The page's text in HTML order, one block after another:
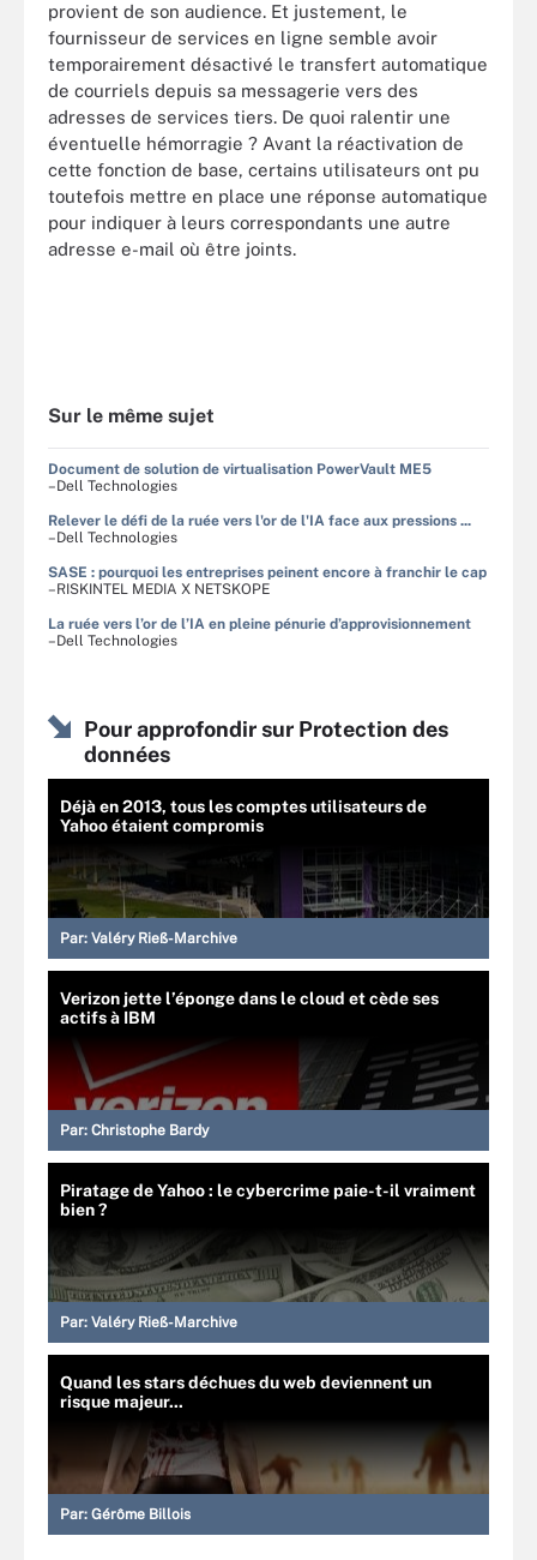
provient de son audience. Et justement, le
fournisseur de services en ligne semble avoir
temporairement désactivé le transfert automatique
de courriels depuis sa messagerie vers des
adresses de services tiers. De quoi ralentir une
éventuelle hémorragie ? Avant la réactivation de
cette fonction de base, certains utilisateurs ont pu
toutefois mettre en place une réponse automatique
pour indiquer à leurs correspondants une autre
adresse e-mail où être joints.
Sur le même sujet
Document de solution de virtualisation PowerVault ME5
–Dell Technologies
Relever le défi de la ruée vers l'or de l'IA face aux pressions ...
–Dell Technologies
SASE : pourquoi les entreprises peinent encore à franchir le cap
–RISKINTEL MEDIA X NETSKOPE
La ruée vers l’or de l’IA en pleine pénurie d’approvisionnement
–Dell Technologies
Pour approfondir sur Protection des
données
Déjà en 2013, tous les comptes utilisateurs de
Yahoo étaient compromis
Par: Valéry Rieß-Marchive
Verizon jette l’éponge dans le cloud et cède ses
actifs à IBM
Par: Christophe Bardy
Piratage de Yahoo : le cybercrime paie-t-il vraiment
bien ?
Par: Valéry Rieß-Marchive
Quand les stars déchues du web deviennent un
risque majeur...
Par: Gérôme Billois